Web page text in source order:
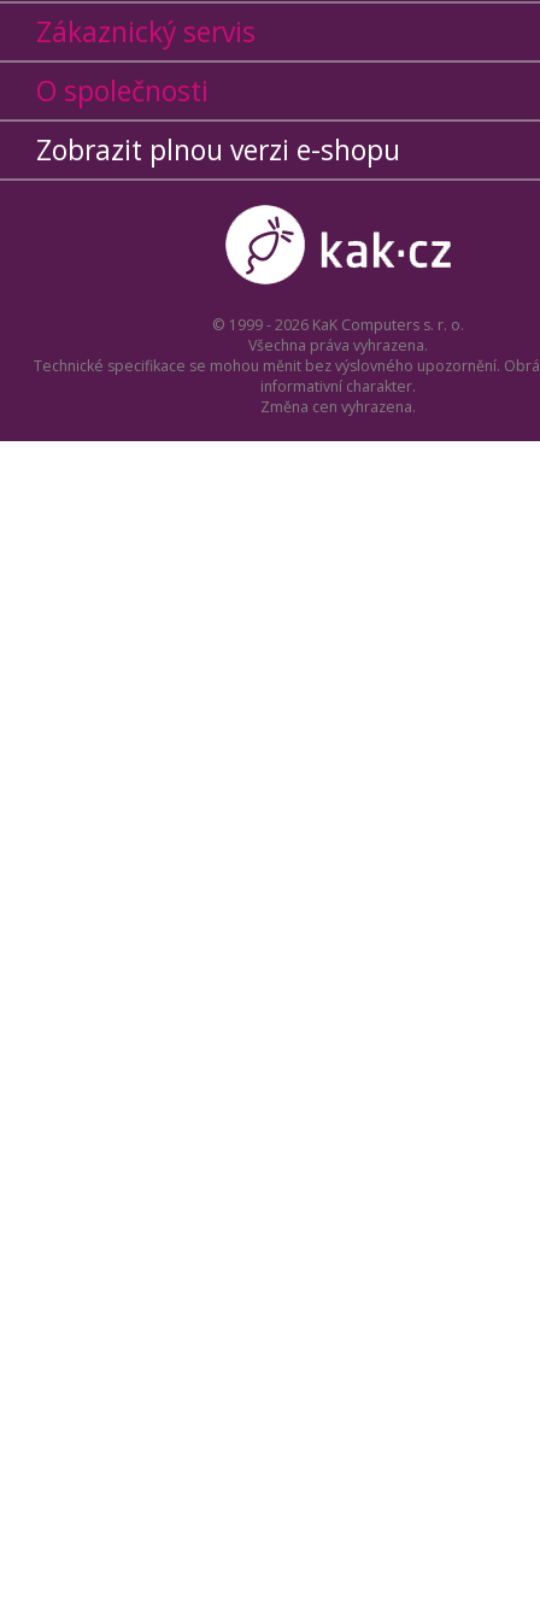
Zákaznický servis
O společnosti
Zobrazit plnou verzi e-shopu
© 1999 - 2026 KaK Computers s. r. o.
Všechna práva vyhrazena.
Technické specifikace se mohou měnit bez výslovného upozornění.
informativní charakter.
Změna cen vyhrazena.